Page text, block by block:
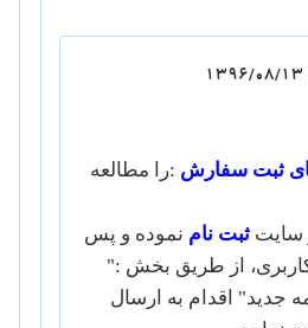
: ثبت سفارش را مطالعه
سایت ثبت نام نموده و پس
از طریق بخش :"
اقدام به ارسال